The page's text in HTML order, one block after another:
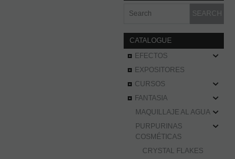
CATALOGUE
EFECTOS
EXPOSITORES
CURSOS
FANTASIA
MAQUILLAJE AL AGUA
PURPURINAS
COSMÉTICAS
CRYSTAL FLAKES